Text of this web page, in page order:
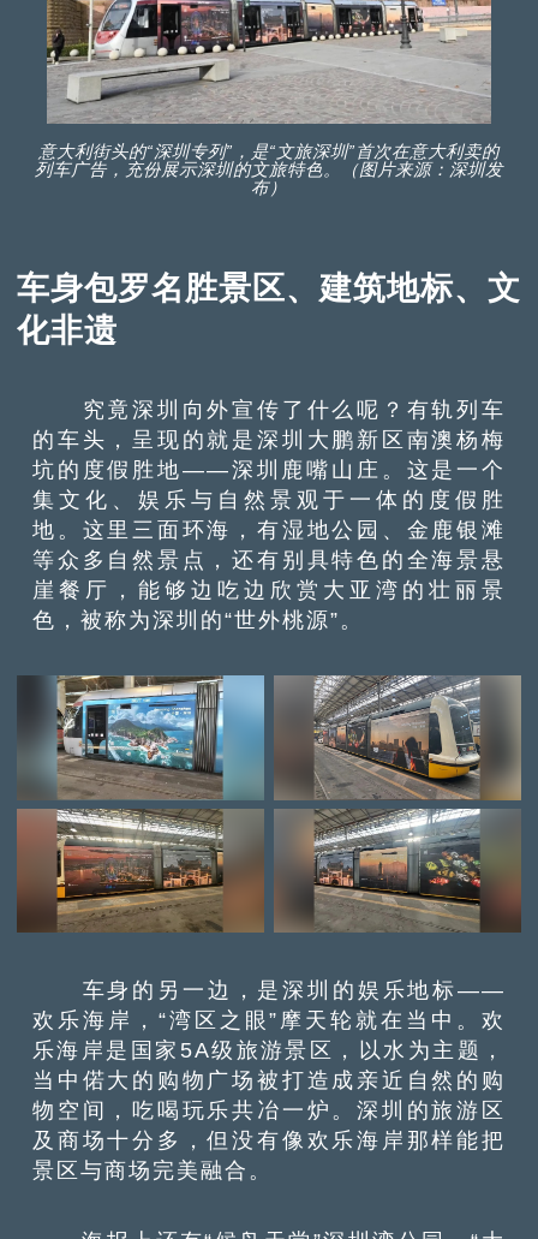
意大利街头的“深圳专列”，是“文旅深圳”首次在意大利卖的
列车广告，充份展示深圳的文旅特色。（图片来源：深圳发
布）
车身包罗名胜景区、建筑地标、文
化非遗
究竟深圳向外宣传了什么呢？有轨列车
的车头，呈现的就是深圳大鹏新区南澳杨梅
坑的度假胜地——深圳鹿嘴山庄。这是一个
集文化、娱乐与自然景观于一体的度假胜
地。这里三面环海，有湿地公园、金鹿银滩
等众多自然景点，还有别具特色的全海景悬
崖餐厅，能够边吃边欣赏大亚湾的壮丽景
色，被称为深圳的“世外桃源”。
车身的另一边，是深圳的娱乐地标——
欢乐海岸，“湾区之眼”摩天轮就在当中。欢
乐海岸是国家5A级旅游景区，以水为主题，
当中偌大的购物广场被打造成亲近自然的购
物空间，吃喝玩乐共冶一炉。深圳的旅游区
及商场十分多，但没有像欢乐海岸那样能把
景区与商场完美融合。